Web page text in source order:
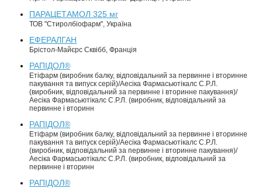
ПАРАЦЕТАМОЛ 325 мг
ТОВ "Стиролбіофарм", Україна
ЕФЕРАЛГАН
Брістол-Майєрс Сквібб, Франція
РАПІДОЛ®
Етіфарм (виробник балку, відповідальний за первинне і вторинне
пакування та випуск серій)/Аесіка Фармасьютікалс С.Р.Л.
(виробник, відповідальний за первинне і вторинне пакування)/
Аесіка Фармасьютікалс С.Р.Л. (виробник, відповідальний за
первинне і вторинн
РАПІДОЛ®
Етіфарм (виробник балку, відповідальний за первинне і вторинне
пакування та випуск серій)/Аесіка Фармасьютікалс С.Р.Л.
(виробник, відповідальний за первинне і вторинне пакування)/
Аесіка Фармасьютікалс С.Р.Л. (виробник, відповідальний за
первинне і вторинн
РАПІДОЛ®